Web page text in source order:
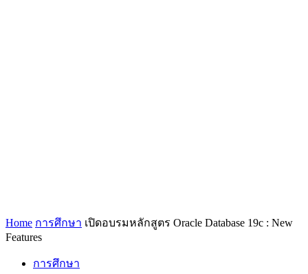
Home การศึกษา เปิดอบรมหลักสูตร Oracle Database 19c : New
Features
การศึกษา